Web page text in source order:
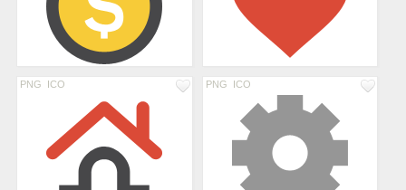
PNG ICO PNG ICO